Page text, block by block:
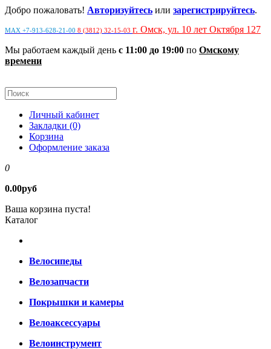
Добро пожаловать! Авторизуйтесь или зарегистрируйтесь.
MAX +7-913-628-21-00 8 (3812) 32-15-03 г. Омск, ул. 10 лет Октября 127
Мы работаем каждый день с 11:00 до 19:00 по Омскому
времени
Личный кабинет
Закладки (0)
Корзина
Оформление заказа
0
0.00руб
Ваша корзина пуста!
Каталог
Велосипеды
Велозапчасти
Покрышки и камеры
Велоаксессуары
Велоинструмент